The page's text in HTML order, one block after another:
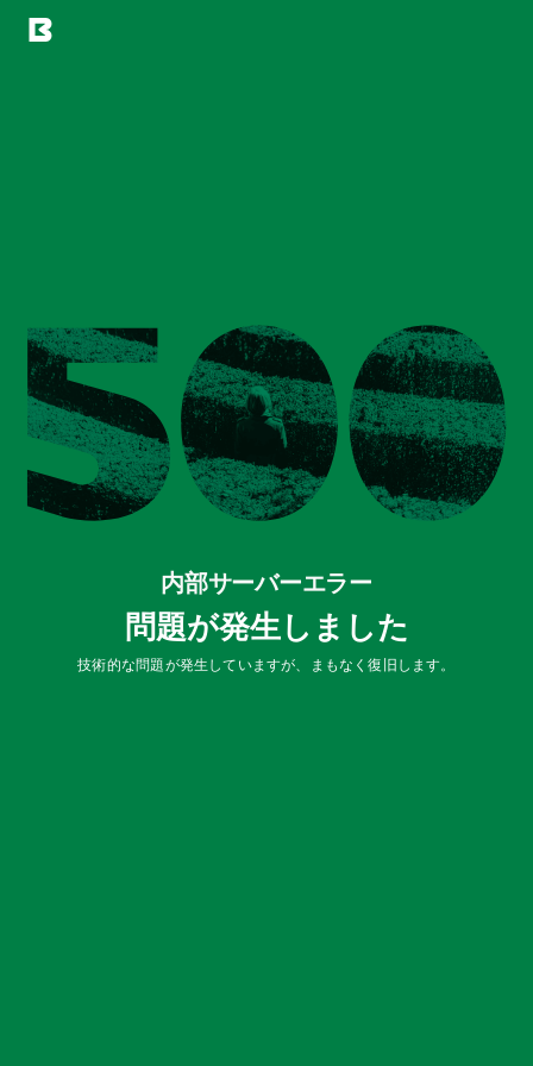
内部サーバーエラー
問題が発生しました
技術的な問題が発生していますが、まもなく復旧します。